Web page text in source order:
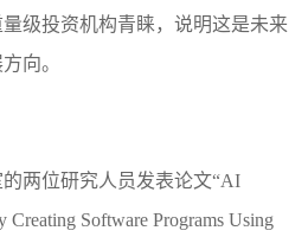
级投资机构青睐，说明这是未来
向。
两位研究人员发表论文“AI
Creating Software Programs Using